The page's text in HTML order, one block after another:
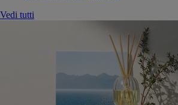
Vedi tutti